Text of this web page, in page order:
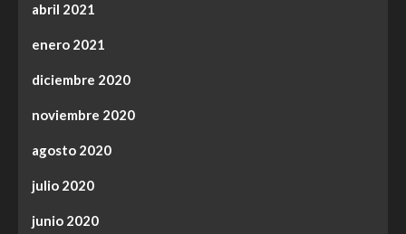
abril 2021
enero 2021
diciembre 2020
noviembre 2020
agosto 2020
julio 2020
junio 2020